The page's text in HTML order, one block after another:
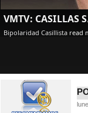
VMTV: CASILLAS
Bipolaridad Casillista read